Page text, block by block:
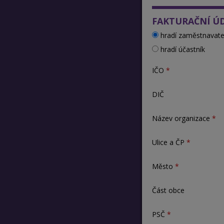
FAKTURAČNÍ
hradí
hradí účastník
IČO
DIČ
Název organizace
Ulice a ČP
Město
Část obce
PSČ